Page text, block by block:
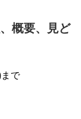
概要、見ど
で